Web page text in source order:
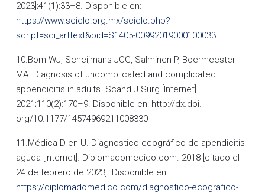
2023];41(1):33–8. Disponible en:
https://www.scielo.org.mx/scielo.php?
script=sci_arttext&pid=S1405-00992019000100033
10.Bom WJ, Scheijmans JCG, Salminen P, Boermeester
MA. Diagnosis of uncomplicated and complicated
appendicitis in adults. Scand J Surg [Internet].
2021;110(2):170–9. Disponible en: http://dx.doi.
org/10.1177/14574969211008330
11.Médica D en U. Diagnostico ecográfico de apendicitis
aguda [Internet]. Diplomadomedico.com. 2018 [citado el
24 de febrero de 2023]. Disponible en:
https://diplomadomedico.com/diagnostico-ecografico-